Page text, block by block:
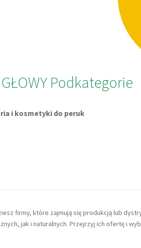
GŁOWY Podkategorie
i kosmetyki do peruk
firmy, które zajmują się produkcją lub
jak i naturalnych. Przejrzyj ich ofertę i